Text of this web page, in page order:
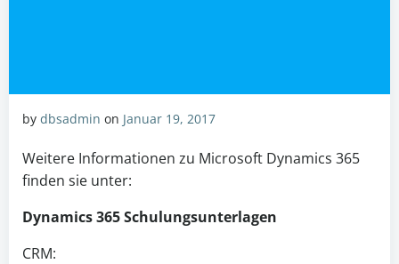
by dbsadmin on Januar 19, 2017
Weitere Informationen zu Microsoft Dynamics 365
finden sie unter:
Dynamics 365 Schulungsunterlagen
CRM: